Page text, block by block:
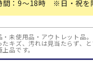
間：9～18時 ※日・祝を
・未使用品・アウトレット品。
たキズ、汚れは見当たらず、
品です。